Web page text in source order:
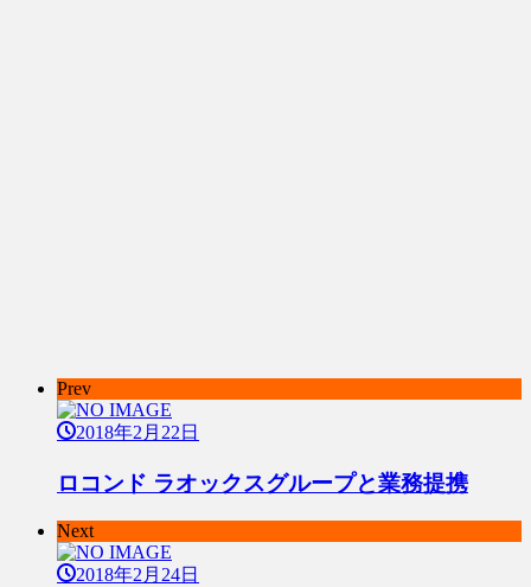
Prev
2018年2月22日
ロコンド ラオックスグループと業務提携
Next
2018年2月24日